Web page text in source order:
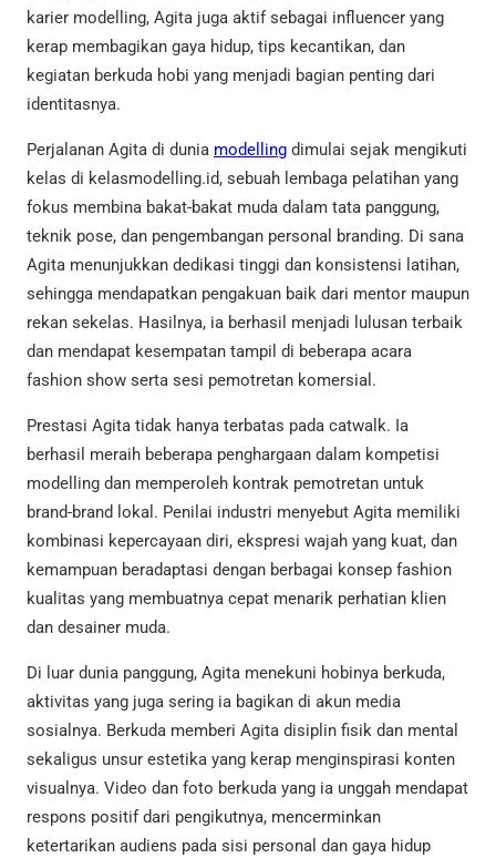
karier modelling, Agita juga aktif sebagai influencer yang
kerap membagikan gaya hidup, tips kecantikan, dan
kegiatan berkuda hobi yang menjadi bagian penting dari
identitasnya.
Perjalanan Agita di dunia modelling dimulai sejak mengikuti
kelas di kelasmodelling.id, sebuah lembaga pelatihan yang
fokus membina bakat-bakat muda dalam tata panggung,
teknik pose, dan pengembangan personal branding. Di sana
Agita menunjukkan dedikasi tinggi dan konsistensi latihan,
sehingga mendapatkan pengakuan baik dari mentor maupun
rekan sekelas. Hasilnya, ia berhasil menjadi lulusan terbaik
dan mendapat kesempatan tampil di beberapa acara
fashion show serta sesi pemotretan komersial.
Prestasi Agita tidak hanya terbatas pada catwalk. Ia
berhasil meraih beberapa penghargaan dalam kompetisi
modelling dan memperoleh kontrak pemotretan untuk
brand-brand lokal. Penilai industri menyebut Agita memiliki
kombinasi kepercayaan diri, ekspresi wajah yang kuat, dan
kemampuan beradaptasi dengan berbagai konsep fashion
kualitas yang membuatnya cepat menarik perhatian klien
dan desainer muda.
Di luar dunia panggung, Agita menekuni hobinya berkuda,
aktivitas yang juga sering ia bagikan di akun media
sosialnya. Berkuda memberi Agita disiplin fisik dan mental
sekaligus unsur estetika yang kerap menginspirasi konten
visualnya. Video dan foto berkuda yang ia unggah mendapat
respons positif dari pengikutnya, mencerminkan
ketertarikan audiens pada sisi personal dan gaya hidup